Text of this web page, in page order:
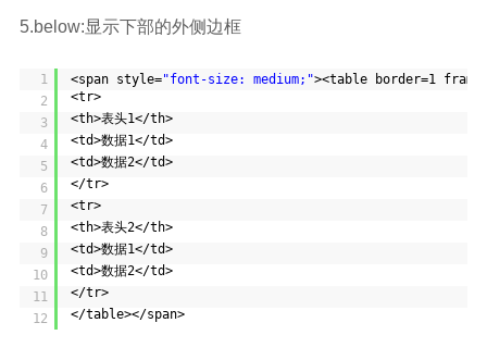
5.below:显示下部的外侧边框
1
2
3
4
5
6
7
8
9
10
11
12
<span style="font-size: medium;"><table border=1
<tr>
<th>表头1</th>
<td>数据1</td>
<td>数据2</td>
</tr>
<tr>
<th>表头2</th>
<td>数据1</td>
<td>数据2</td>
</tr>
</table></span>